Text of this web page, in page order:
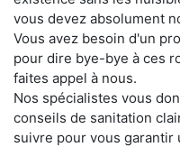
vous devez absolument
Vous avez besoin d'un
pour dire bye-bye à ces
faites appel à nous.
Nos spécialistes vous
conseils de sanitation
suivre pour vous garantir